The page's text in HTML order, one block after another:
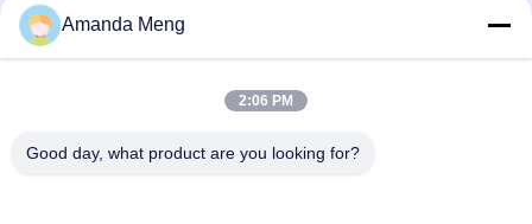
Rm. 1010, bâtiment D, place Taihua Longqi, district de
Amanda Meng
2:06 PM
Good day, what product are you looking for?